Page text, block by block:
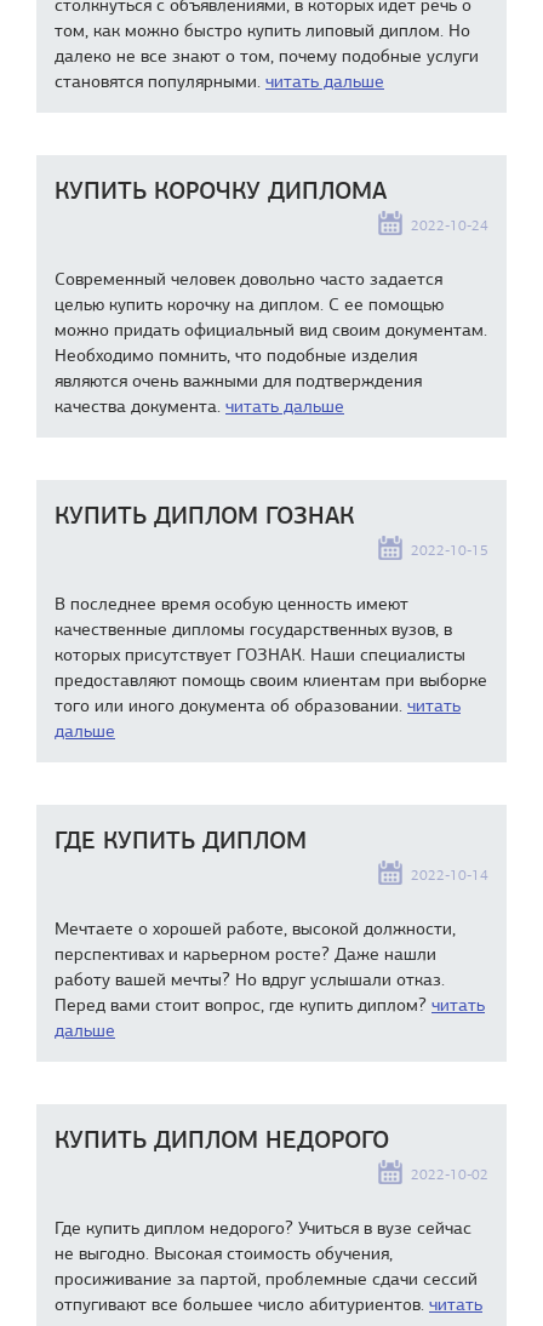
столкнуться с объявлениями, в которых идет речь о
том, как можно быстро купить липовый диплом. Но
далеко не все знают о том, почему подобные услуги
становятся популярными. читать дальше
КУПИТЬ КОРОЧКУ ДИПЛОМА
2022-10-24
Современный человек довольно часто задается
целью купить корочку на диплом. С ее помощью
можно придать официальный вид своим документам.
Необходимо помнить, что подобные изделия
являются очень важными для подтверждения
качества документа. читать дальше
КУПИТЬ ДИПЛОМ ГОЗНАК
2022-10-15
В последнее время особую ценность имеют
качественные дипломы государственных вузов, в
которых присутствует ГОЗНАК. Наши специалисты
предоставляют помощь своим клиентам при выборке
того или иного документа об образовании. читать
дальше
ГДЕ КУПИТЬ ДИПЛОМ
2022-10-14
Мечтаете о хорошей работе, высокой должности,
перспективах и карьерном росте? Даже нашли
работу вашей мечты? Но вдруг услышали отказ.
Перед вами стоит вопрос, где купить диплом? читать
дальше
КУПИТЬ ДИПЛОМ НЕДОРОГО
2022-10-02
Где купить диплом недорого? Учиться в вузе сейчас
не выгодно. Высокая стоимость обучения,
просиживание за партой, проблемные сдачи сессий
отпугивают все большее число абитуриентов. читать